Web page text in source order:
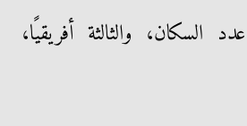
والثالثة أفريقيًا،